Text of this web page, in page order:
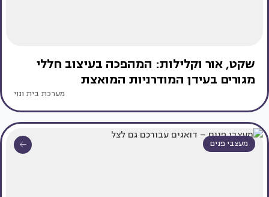
שקט, אור וקלילות: המהפכה בעיצוב חללי
מגורים בעידן המודרניות המואצת
מערכת בית ונוי
מעצבי פנים